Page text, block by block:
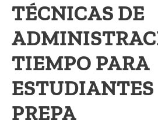
TÉCNICAS DE
TIEMPO PARA
ESTUDIANTES
PREPA